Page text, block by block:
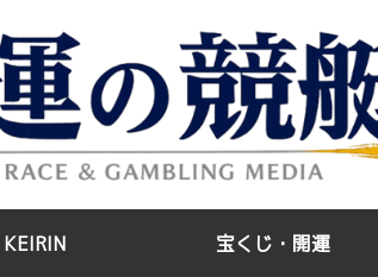
KEIRIN 宝くじ・開運